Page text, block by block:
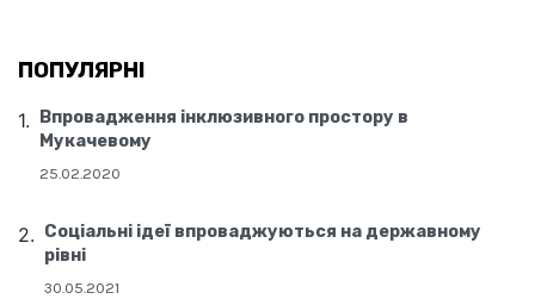
ПОПУЛЯРНІ
Впровадження інклюзивного простору в
Мукачевому
25.02.2020
Соціальні ідеї впроваджуються на державному
рівні
30.05.2021